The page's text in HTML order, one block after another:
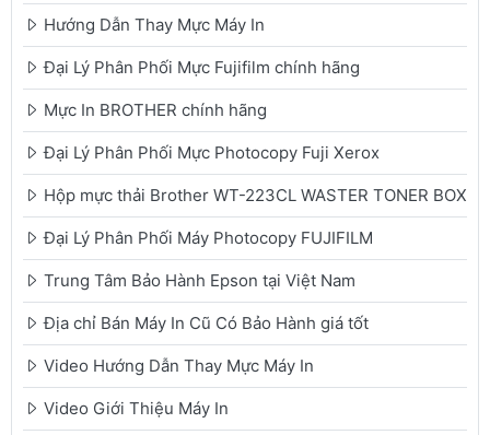
Hướng Dẫn Thay Mực Máy In
Đại Lý Phân Phối Mực Fujifilm chính hãng
Mực In BROTHER chính hãng
Đại Lý Phân Phối Mực Photocopy Fuji Xerox
Hộp mực thải Brother WT-223CL WASTER TONER BOX
Đại Lý Phân Phối Máy Photocopy FUJIFILM
Trung Tâm Bảo Hành Epson tại Việt Nam
Địa chỉ Bán Máy In Cũ Có Bảo Hành giá tốt
Video Hướng Dẫn Thay Mực Máy In
Video Giới Thiệu Máy In